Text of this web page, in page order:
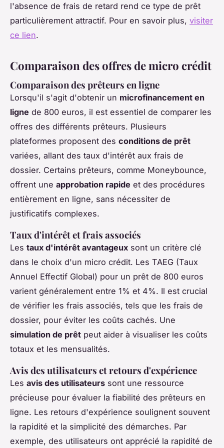
l'absence de frais de retard rend ce type de prêt
particulièrement attractif. Pour en savoir plus, visiter
ce lien.
Comparaison des offres de micro crédit
Comparaison des prêteurs en ligne
Lorsqu'il s'agit d'obtenir un microfinancement en
ligne de 800 euros, il est essentiel de comparer les
offres des différents prêteurs. Plusieurs
plateformes proposent des conditions de prêt
variées, allant des taux d'intérêt aux frais de
dossier. Certains prêteurs, comme Moneybounce,
offrent une approbation rapide et des procédures
entièrement en ligne, sans nécessiter de
justificatifs complexes.
Taux d'intérêt et frais associés
Les taux d'intérêt avantageux sont un critère clé
dans le choix d'un micro crédit. Les TAEG (Taux
Annuel Effectif Global) pour un prêt de 800 euros
varient généralement entre 1% et 4%. Il est crucial
de vérifier les frais associés, tels que les frais de
dossier, pour éviter les coûts cachés. Une
simulation de prêt peut aider à visualiser les coûts
totaux et les mensualités.
Avis des utilisateurs et retours d'expérience
Les avis des utilisateurs sont une ressource
précieuse pour évaluer la fiabilité des prêteurs en
ligne. Les retours d'expérience soulignent souvent
la rapidité et la simplicité des démarches. Par
exemple, des utilisateurs ont apprécié la rapidité de